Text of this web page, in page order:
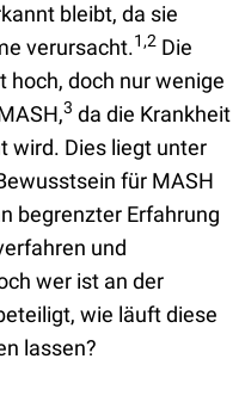
bleibt, da sie
verursacht.1,2 Die
hoch, doch nur wenige
3 da die Krankheit
wird. Dies liegt unter
für MASH
begrenzter Erfahrung
und
wer ist an der
wie läuft diese
lassen?